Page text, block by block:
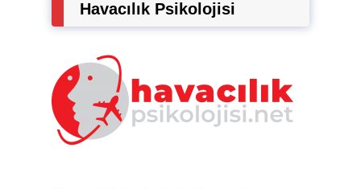
Havacılık Psikolojisi